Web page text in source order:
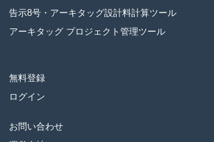
告示8号・アーキタッグ設計料計算ツール
アーキタッグ プロジェクト管理ツール
無料登録
ログイン
お問い合わせ